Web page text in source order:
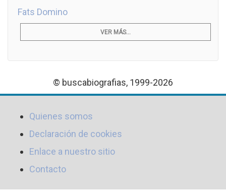
Fats Domino
VER MÁS...
© buscabiografias, 1999-2026
Quienes somos
Declaración de cookies
Enlace a nuestro sitio
Contacto